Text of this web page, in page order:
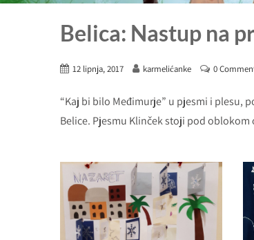
Belica: Nastup na
12 lipnja, 2017 karmelićanke 0
“Kaj bi bilo Međimurje” u pjesmi i plesu,
Belice. Pjesmu Klinček stoji pod